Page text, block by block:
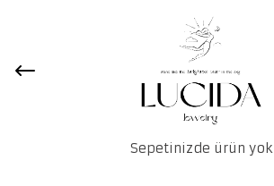
Sepetinizde ürün yok